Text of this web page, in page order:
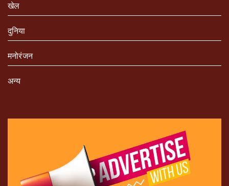
खेल
दुनिया
मनोरंजन
अन्य